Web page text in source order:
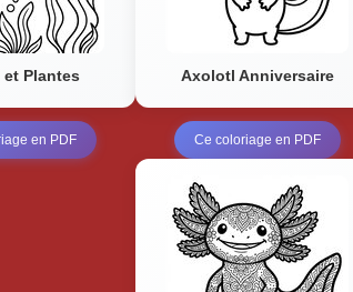
Plantes
en PDF
Axolotl Anniversaire
Ce coloriage en PDF